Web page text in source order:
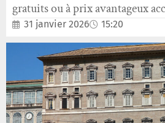
gratuits ou à prix avantageux
31 janvier 2026 15:20